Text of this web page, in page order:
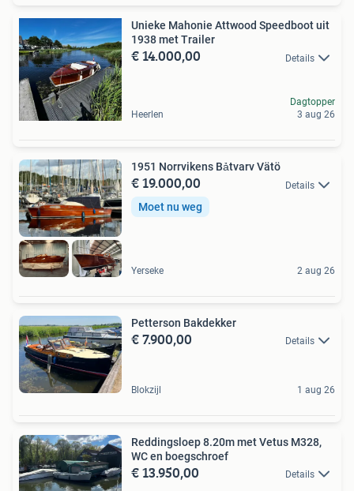
Unieke Mahonie Attwood Speedboot uit
1938 met Trailer
€ 14.000,00 Details
Heerlen
Dagtopper
3 aug 26
1951 Norrvikens Bảtvarv Vätö
€ 19.000,00 Details
Moet nu weg
Yerseke 2 aug 26
Petterson Bakdekker
€ 7.900,00 Details
Blokzijl 1 aug 26
Reddingsloep 8.20m met Vetus M328,
WC en boegschroef
€ 13.950,00 Details